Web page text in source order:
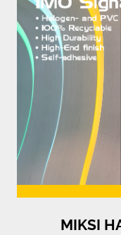
MIKSI